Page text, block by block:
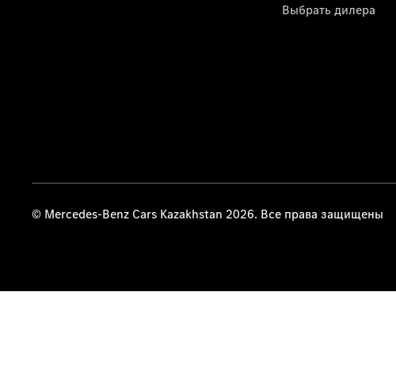
Выбрать дилера
© Mercedes-Benz Cars Kazakhstan 2026. Все права защищены